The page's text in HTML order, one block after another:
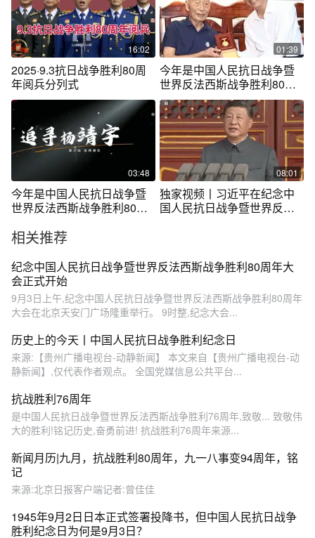
16:02
2025·9.3抗日战争胜利80周
年阅兵分列式
01:39
今年是中国人民抗日战争暨
世界反法西斯战争胜利80周
年。近日，自治区党委书
记、自治区人大常委会主任
陈刚走访慰问抗战老战士老
同志赵茂林，向他颁发“中国
人民抗日战争胜利80周年”纪
念章，代表自治区党委、政
府向全区抗战老战士老同志
致以崇高敬意和诚挚问候。
（来源：广西广播电视台）
03:48
今年是中国人民抗日战争暨
世界反法西斯战争胜利80周
08:01
独家视频丨习近平在纪念中
国人民抗日战争暨世界反法
相关推荐
纪念中国人民抗日战争暨世界反法西斯战争胜利80周年大
会正式开始
9月3日上午,纪念中国人民抗日战争暨世界反法西斯战争胜利80周年
大会在北京天安门广场隆重举行。 9时整,纪念大会...
历史上的今天丨中国人民抗日战争胜利纪念日
来源:【贵州广播电视台-动静新闻】 本文来自【贵州广播电视台-动
静新闻】,仅代表作者观点。 全国党媒信息公共平台...
抗战胜利76周年
是中国人民抗日战争暨世界反法西斯战争胜利76周年,致敬... 致敬伟
大的胜利!铭记历史,奋勇前进! 抗战胜利76周年来源...
新闻月历|九月，抗战胜利80周年，九一八事变94周年，铭
记
来源:北京日报客户端记者:曾佳佳
1945年9月2日日本正式签署投降书，但中国人民抗日战争
胜利纪念日为何是9月3日？